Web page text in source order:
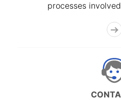
processes